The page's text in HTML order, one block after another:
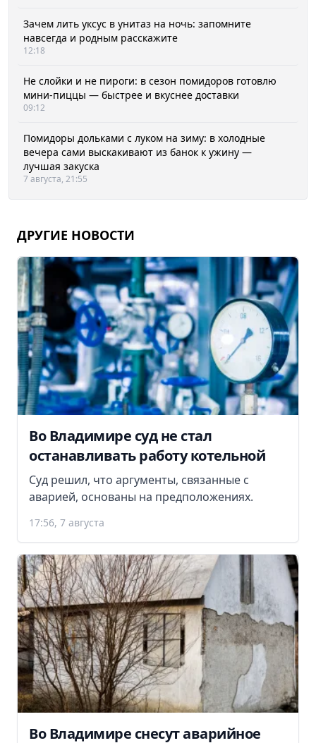
Зачем лить уксус в унитаз на ночь: запомните
навсегда и родным расскажите
12:18
Не слойки и не пироги: в сезон помидоров готовлю
мини-пиццы — быстрее и вкуснее доставки
09:12
Помидоры дольками с луком на зиму: в холодные
вечера сами выскакивают из банок к ужину —
лучшая закуска
7 августа, 21:55
ДРУГИЕ НОВОСТИ
Во Владимире суд не стал
останавливать работу котельной
Суд решил, что аргументы, связанные с
аварией, основаны на предположениях.
17:56, 7 августа
Во Владимире снесут аварийное